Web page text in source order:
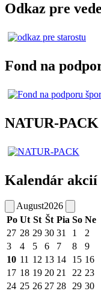
Odkaz pre
Fond na
NATUR-PACK
Kalendár akcií
August2026
Po Ut St Št Pia So Ne
27 28 29 30 31 1
2
3
4 5 6 7 8
9
10 11 12 13 14 15 16
17 18 19 20 21 22 23
24 25 26 27 28 29 30